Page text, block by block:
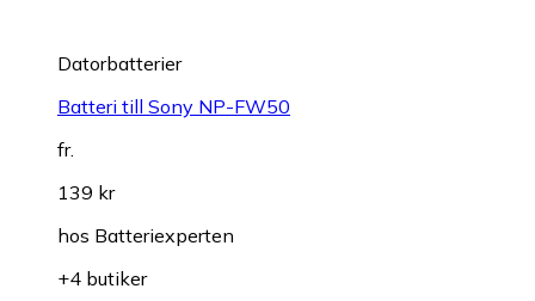
Datorbatterier
Batteri till Sony NP-FW50
fr.
139 kr
hos Batteriexperten
+4 butiker